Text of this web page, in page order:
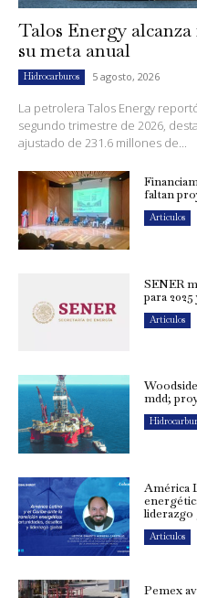
Talos Energy alcanza
su meta anual
Hidrocarburos 5 agosto, 2026
La petrolera Talos Energy
segundo trimestre de 2026,
ajustado de 231.6 millones de...
faltan
Artículos
SENER
para 2025
Artículos
mdd;
América
liderazgo
Artículos
Pemex